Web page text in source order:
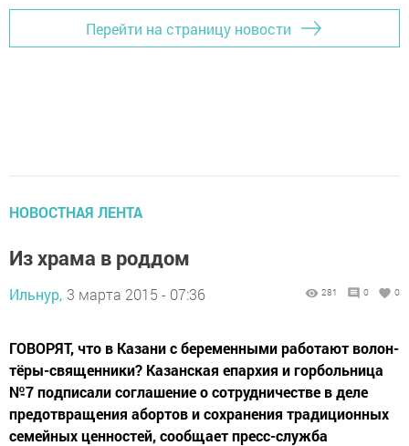
Перейти на страницу новости
НОВОСТНАЯ ЛЕНТА
Из храма в роддом
Ильнур, 3 марта 2015 - 07:36 281 0 0
ГОВОРЯТ, что в Казани с беременными работают волон­
тёры-священники? Казанская епархия и горбольница
№7 подписали соглашение о со­трудничестве в деле
предотвращения абортов и сохране­ния традиционных
семейных ценностей, сообщает пресс-служба